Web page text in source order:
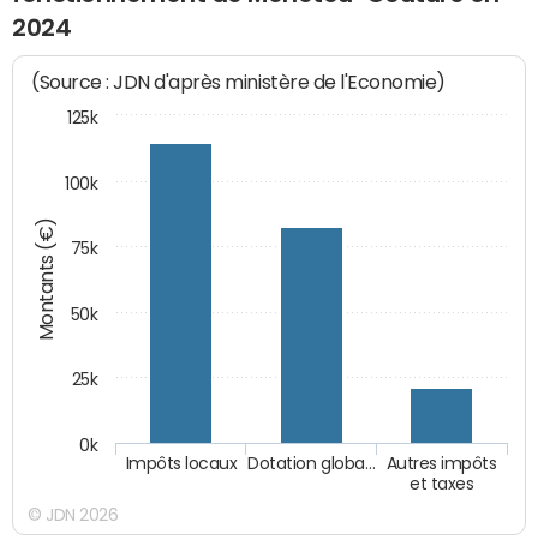
2024
Montants (€)
(Source : JDN d'après ministère de l'Economie)
Autres impôts
et taxes
Dotation globa…
Impôts locaux
0k
25k
50k
75k
100k
125k
© JDN 2026